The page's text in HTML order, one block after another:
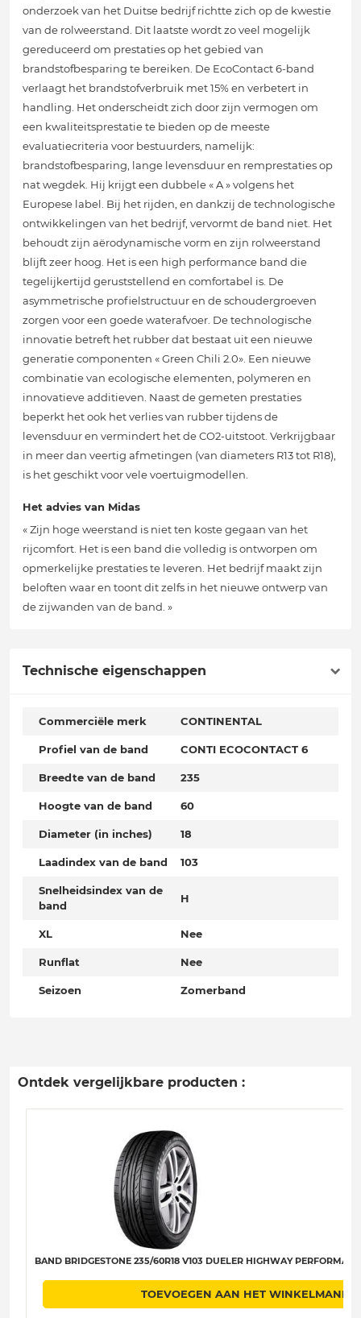
onderzoek van het Duitse bedrijf richtte zich op de kwestie
van de rolweerstand. Dit laatste wordt zo veel mogelijk
gereduceerd om prestaties op het gebied van
brandstofbesparing te bereiken. De EcoContact 6-band
verlaagt het brandstofverbruik met 15% en verbetert in
handling. Het onderscheidt zich door zijn vermogen om
een kwaliteitsprestatie te bieden op de meeste
evaluatiecriteria voor bestuurders, namelijk:
brandstofbesparing, lange levensduur en remprestaties op
nat wegdek. Hij krijgt een dubbele « A » volgens het
Europese label. Bij het rijden, en dankzij de technologische
ontwikkelingen van het bedrijf, vervormt de band niet. Het
behoudt zijn aërodynamische vorm en zijn rolweerstand
blijft zeer hoog. Het is een high performance band die
tegelijkertijd geruststellend en comfortabel is. De
asymmetrische profielstructuur en de schoudergroeven
zorgen voor een goede waterafvoer. De technologische
innovatie betreft het rubber dat bestaat uit een nieuwe
generatie componenten « Green Chili 2.0». Een nieuwe
combinatie van ecologische elementen, polymeren en
innovatieve additieven. Naast de gemeten prestaties
beperkt het ook het verlies van rubber tijdens de
levensduur en vermindert het de CO2-uitstoot. Verkrijgbaar
in meer dan veertig afmetingen (van diameters R13 tot R18),
is het geschikt voor vele voertuigmodellen.
Het advies van Midas
« Zijn hoge weerstand is niet ten koste gegaan van het
rijcomfort. Het is een band die volledig is ontworpen om
opmerkelijke prestaties te leveren. Het bedrijf maakt zijn
beloften waar en toont dit zelfs in het nieuwe ontwerp van
de zijwanden van de band. »
Technische eigenschappen
Commerciële merk CONTINENTAL
Profiel van de band CONTI ECOCONTACT 6
Breedte van de band 235
Hoogte van de band 60
Diameter (in inches) 18
Laadindex van de band 103
Snelheidsindex van de
band
H
XL Nee
Runflat Nee
Seizoen Zomerband
Ontdek vergelijkbare producten :
BAND BRIDGESTONE 235/60R18 V103 DUELER HIGHWAY
TOEVOEGEN AAN HET